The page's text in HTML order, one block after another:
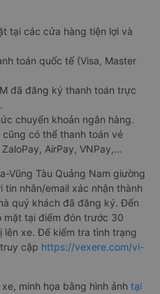
tại các cửa hàng tiện lợi và
toán quốc tế (Visa, Master
đã đăng ký thanh toán trực
chuyển khoản ngân hàng.
có thể thanh toán vé
AirPay, VNPay,…
Vũng Tàu Quảng Nam giường
tin nhắn/email xác nhận thành
quý khách đã đăng ký. Đến
mặt tại điểm đón trước 30
lên xe. Để kiểm tra tình trạng
cập https://vexere.com/vi-
minh họa bằng hình ảnh tại